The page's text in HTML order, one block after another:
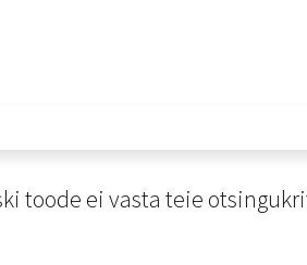
toode ei vasta teie